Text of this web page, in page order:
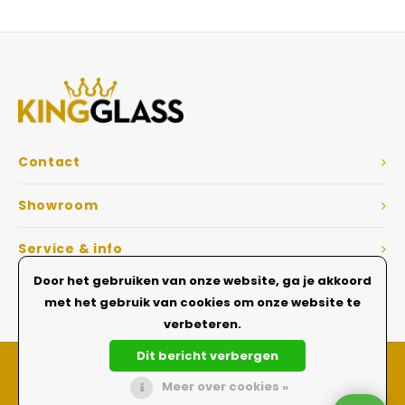
Contact
Showroom
Service & info
Dé Glazen wanden specialist
Door het gebruiken van onze website, ga je akkoord
met het gebruik van cookies om onze website te
verbeteren.
Dit bericht verbergen
Meer over cookies »